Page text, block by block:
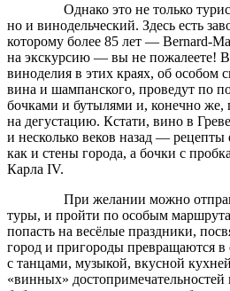
Однако это не только
но и винодельческий. Здесь есть
которому более 85 лет — Bernard-
на экскурсию — вы не пожалеете!
виноделия в этих краях, об особом
вина и шампанского, проведут по
бочками и бутылями и, конечно же,
на дегустацию. Кстати, вино в
и несколько веков назад — рецепты
как и стены города, а бочки с
Карла IV.
При желании можно
туры, и пройти по особым
попасть на весёлые праздники,
город и пригороды превращаются
с танцами, музыкой, вкусной
«винных» достопримечательностей